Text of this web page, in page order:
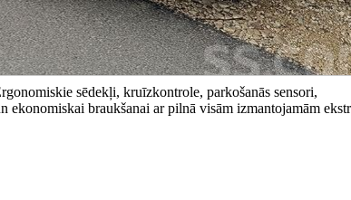
sēdekļi, kruīzkontrole, parkošanās sensori,
ekonomiskai braukšanai ar pilnā visām izmantojamām